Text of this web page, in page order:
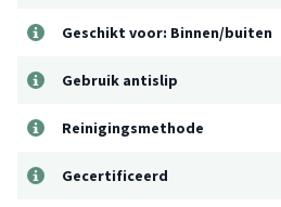
Geschikt voor: Binnen/buiten
Gebruik antislip
Reinigingsmethode
Gecertificeerd